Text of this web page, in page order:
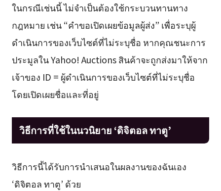
ในกรณีเช่นนี้ ไม่จำเป็นต้องใช้กระบวนทานทาง
กฎหมาย เช่น “คำขอเปิดเผยข้อมูลผู้ส่ง” เพื่อระบุผู้
ดำเนินการของเว็บไซต์ที่ไม่ระบุชื่อ หากคุณชนะการ
ประมูลใน Yahoo! Auctions สินค้าจะถูกส่งมาให้จาก
เจ้าของ ID = ผู้ดำเนินการของเว็บไซต์ที่ไม่ระบุชื่อ
โดยเปิดเผยชื่อและที่อยู่
วิธีการที่ใช้ในนวนิยาย ‘ดิจิตอล ทาตู’
วิธีการนี้ได้รับการนำเสนอในผลงานของฉันเอง
‘ดิจิตอล ทาตู’ ด้วย